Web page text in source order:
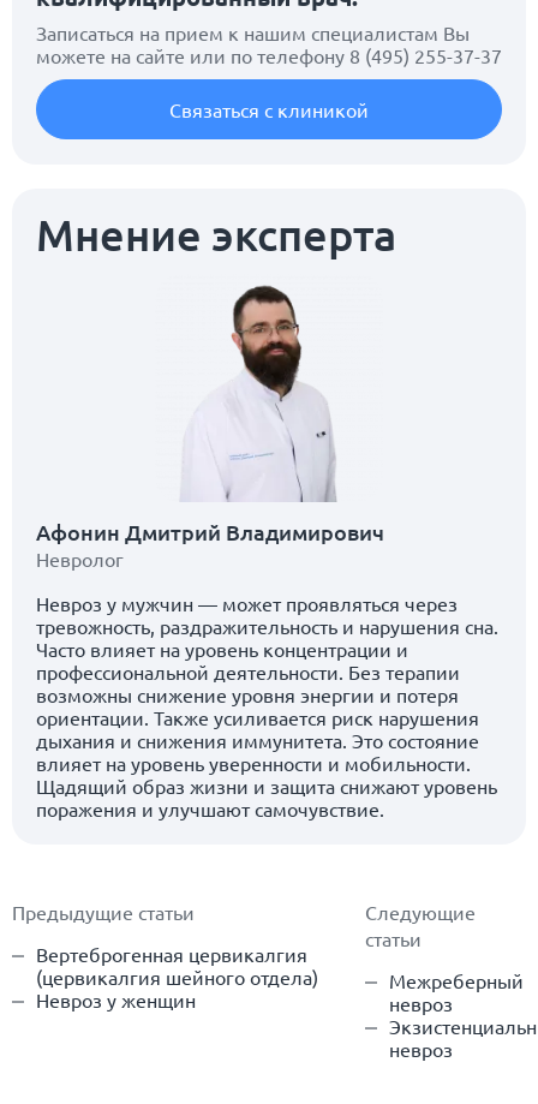
Записаться на прием к нашим специалистам Вы
можете на сайте или по телефону 8 (495) 255-37-37
Связаться с клиникой
Мнение эксперта
Афонин Дмитрий Владимирович
Невролог
Невроз у мужчин — может проявляться через
тревожность, раздражительность и нарушения сна.
Часто влияет на уровень концентрации и
профессиональной деятельности. Без терапии
возможны снижение уровня энергии и потеря
ориентации. Также усиливается риск нарушения
дыхания и снижения иммунитета. Это состояние
влияет на уровень уверенности и мобильности.
Щадящий образ жизни и защита снижают уровень
поражения и улучшают самочувствие.
Предыдущие статьи
Вертеброгенная цервикалгия
(цервикалгия шейного отдела)
Невроз у женщин
Следующие
статьи
Межреберный
невроз
невроз